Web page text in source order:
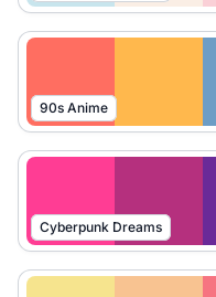
90s Anime
Cyberpunk Dreams